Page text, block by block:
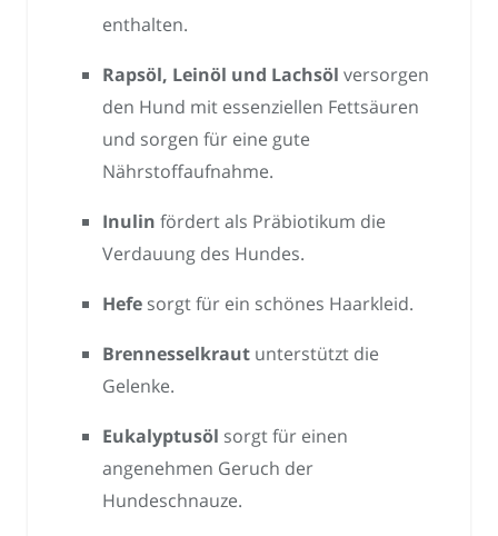
enthalten.
Rapsöl, Leinöl und Lachsöl versorgen
den Hund mit essenziellen Fettsäuren
und sorgen für eine gute
Nährstoffaufnahme.
Inulin fördert als Präbiotikum die
Verdauung des Hundes.
Hefe sorgt für ein schönes Haarkleid.
Brennesselkraut unterstützt die
Gelenke.
Eukalyptusöl sorgt für einen
angenehmen Geruch der
Hundeschnauze.